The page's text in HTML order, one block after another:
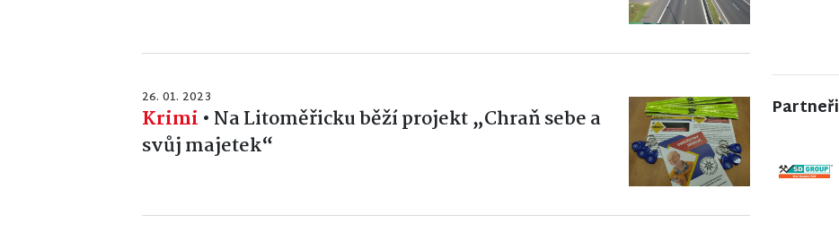
26. 01. 2023
Krimi • Na Litoměřicku běží projekt „Chraň sebe a
svůj majetek“
Partneři